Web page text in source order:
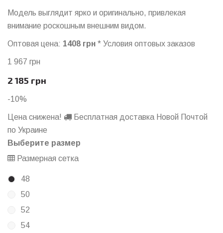
Модель выглядит ярко и оригинально, привлекая
внимание роскошным внешним видом.
Оптовая цена: 1408 грн * Условия оптовых заказов
1 967 грн
2 185 грн
-10%
Цена снижена!
Бесплатная доставка Новой Почтой
по Украине
Выберите размер
Размерная сетка
48
50
52
54